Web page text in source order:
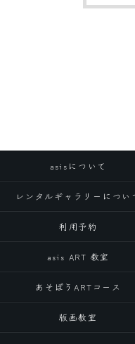
asisについて
レンタルギャラリーについ
利用予約
asis ART 教室
あそぼうARTコース
版画教室